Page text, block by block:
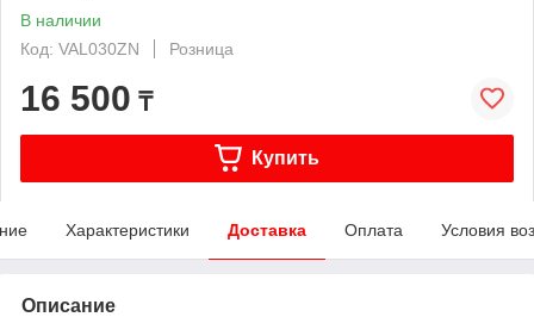
В наличии
Код: VAL030ZN
Розница
16 500 ₸
Купить
Характеристики Доставка Оплата Условия
Описание